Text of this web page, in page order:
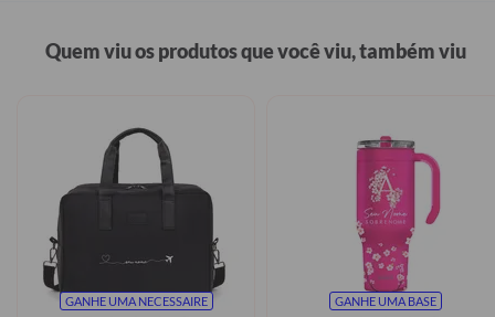
Quem viu os produtos que você viu, também viu
GANHE UMA NECESSAIRE
GANHE UMA BASE